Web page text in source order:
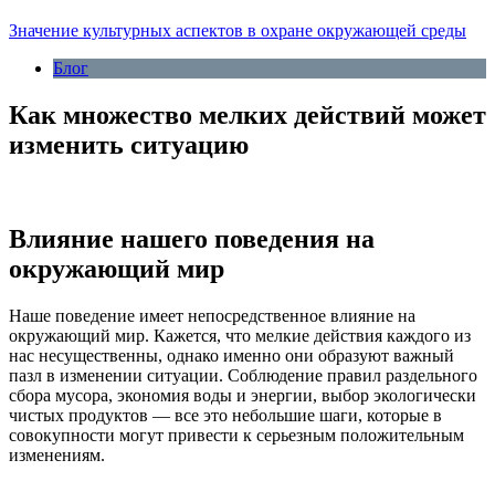
Значение культурных аспектов в охране окружающей среды
Блог
Как множество мелких действий может
изменить ситуацию
Влияние нашего поведения на
окружающий мир
Наше поведение имеет непосредственное влияние на
окружающий мир. Кажется, что мелкие действия каждого из
нас несущественны, однако именно они образуют важный
пазл в изменении ситуации. Соблюдение правил раздельного
сбора мусора, экономия воды и энергии, выбор экологически
чистых продуктов — все это небольшие шаги, которые в
совокупности могут привести к серьезным положительным
изменениям.